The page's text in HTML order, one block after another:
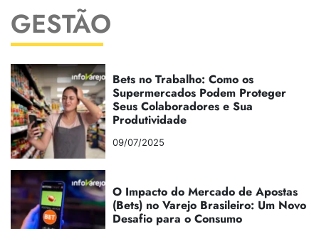
GESTÃO
Bets no Trabalho: Como os
Supermercados Podem Proteger
Seus Colaboradores e Sua
Produtividade
09/07/2025
O Impacto do Mercado de Apostas
(Bets) no Varejo Brasileiro: Um Novo
Desafio para o Consumo